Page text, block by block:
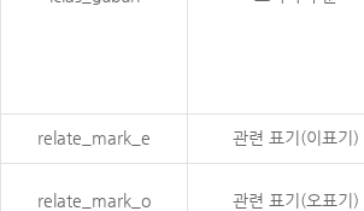
relate_mark_e 관련 표기(이표기)
relate_mark_o 관련 표기(오표기)